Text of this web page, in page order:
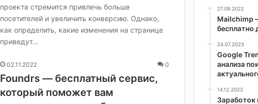
проекта стремится привлечь больше
посетителей и увеличить конверсию. Однако,
как определить, какие изменения на странице
приведут…
02.11.2022 0
Foundrs — бесплатный сервис,
который поможет вам
27.09.2022
Mailchimp
бесплатно
24.07.2023
Google
анализа
14.12.2023
Заработок